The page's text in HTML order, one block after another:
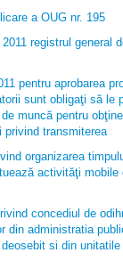
a OUG nr. 195
registrul general
pentru aprobarea
sunt obligaţi să le
muncă pentru
privind transmiterea
organizarea
activităţi mobile
concediul de
din administratia
si din unitatile